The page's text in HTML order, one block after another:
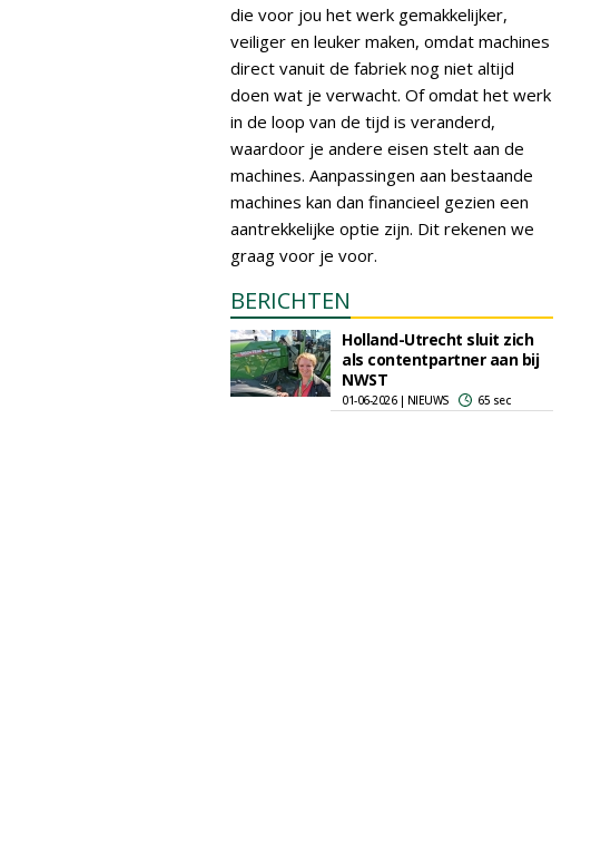
die voor jou het werk gemakkelijker,
veiliger en leuker maken, omdat machines
direct vanuit de fabriek nog niet altijd
doen wat je verwacht. Of omdat het werk
in de loop van de tijd is veranderd,
waardoor je andere eisen stelt aan de
machines. Aanpassingen aan bestaande
machines kan dan financieel gezien een
aantrekkelijke optie zijn. Dit rekenen we
graag voor je voor.
BERICHTEN
Holland-Utrecht sluit zich
als contentpartner aan bij
NWST
01-06-2026 | NIEUWS 65 sec